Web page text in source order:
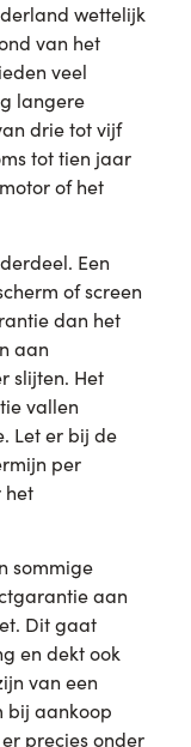
wettelijk
van het
veel
langere
drie tot vijf
tot tien jaar
of het
Een
of screen
dan het
aan
slijten. Het
vallen
Let er bij de
per
het
sommige
aan
Dit gaat
en dekt ook
van een
bij aankoop
precies onder